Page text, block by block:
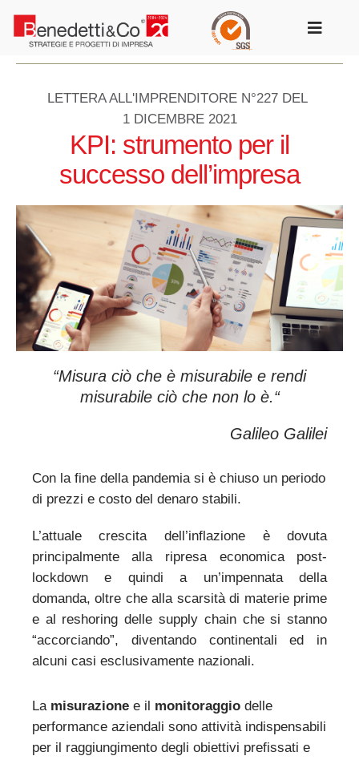
contenuto
Toggle
LETTERA ALL'IMPRENDITORE N°227 DEL
1 DICEMBRE 2021
KPI: strumento per il
successo dell’impresa
“Misura ciò che è misurabile e rendi
misurabile ciò che non lo è.“
Galileo Galilei
Con la fine della pandemia si è chiuso un periodo
di prezzi e costo del denaro stabili.
L’attuale crescita dell’inflazione è dovuta
principalmente alla ripresa economica post-
lockdown e quindi a un’impennata della
domanda, oltre che alla scarsità di materie prime
e al reshoring delle supply chain che si stanno
“accorciando”, diventando continentali ed in
alcuni casi esclusivamente nazionali.
La misurazionee il monitoraggiodelle
performance aziendali sono attività indispensabili
per il raggiungimento degli obiettivi prefissati e